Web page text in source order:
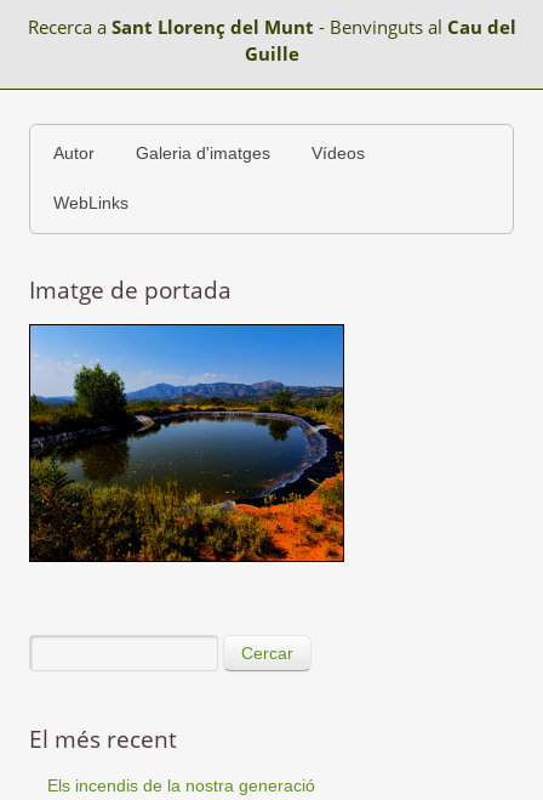
Recerca a Sant Llorenç del Munt - Benvinguts al Cau del
Guille
Autor Galeria d'imatges Vídeos
WebLinks
Imatge de portada
Cercar
El més recent
Els incendis de la nostra generació